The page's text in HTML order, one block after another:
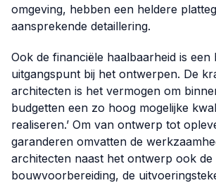
omgeving, hebben een heldere
aansprekende detaillering.
Ook de financiële haalbaarheid is een
uitgangspunt bij het ontwerpen. De
architecten is het vermogen om
budgetten een zo hoog mogelijke
realiseren.’ Om van ontwerp tot
garanderen omvatten de
architecten naast het ontwerp ook de
bouwvoorbereiding, de